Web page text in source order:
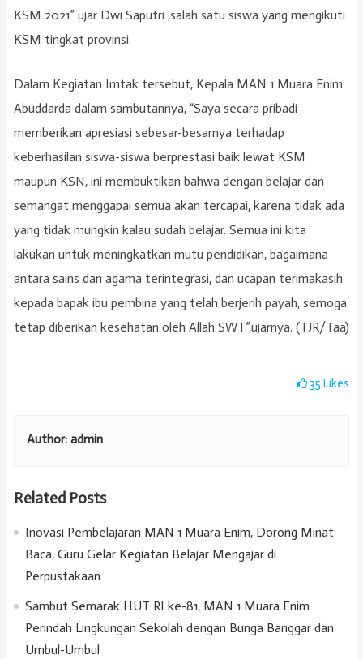
KSM 2021” ujar Dwi Saputri ,salah satu siswa yang mengikuti
KSM tingkat provinsi.
Dalam Kegiatan Imtak tersebut, Kepala MAN 1 Muara Enim
Abuddarda dalam sambutannya, “Saya secara pribadi
memberikan apresiasi sebesar-besarnya terhadap
keberhasilan siswa-siswa berprestasi baik lewat KSM
maupun KSN, ini membuktikan bahwa dengan belajar dan
semangat menggapai semua akan tercapai, karena tidak ada
yang tidak mungkin kalau sudah belajar. Semua ini kita
lakukan untuk meningkatkan mutu pendidikan, bagaimana
antara sains dan agama terintegrasi, dan ucapan terimakasih
kepada bapak ibu pembina yang telah berjerih payah, semoga
tetap diberikan kesehatan oleh Allah SWT”,ujarnya. (TJR/Taa)
35Likes
Author: admin
Related Posts
Inovasi Pembelajaran MAN 1 Muara Enim, Dorong Minat
Baca, Guru Gelar Kegiatan Belajar Mengajar di
Perpustakaan
Sambut Semarak HUT RI ke-81, MAN 1 Muara Enim
Perindah Lingkungan Sekolah dengan Bunga Banggar dan
Umbul-Umbul